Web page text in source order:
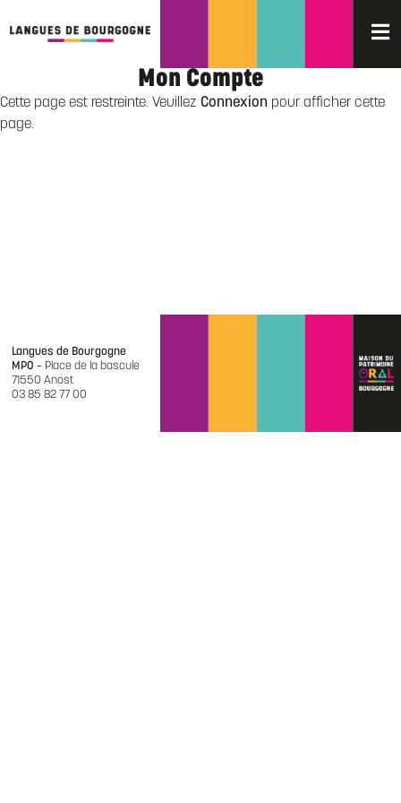
Mon Compte
Cette page est restreinte. Veuillez Connexion pour afficher cette
page.
Langues de Bourgogne
MPO – Place de la bascule
71550 Anost
03 85 82 77 00